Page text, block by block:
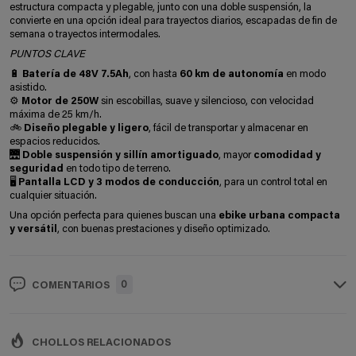
estructura compacta y plegable, junto con una doble suspensión, la
convierte en una opción ideal para trayectos diarios, escapadas de fin de
semana o trayectos intermodales.
PUNTOS CLAVE
🔋
Batería de 48V 7.5Ah, con hasta 60 km de autonomía en modo
asistido.
⚙️ Motor de 250W sin escobillas, suave y silencioso, con velocidad
máxima de 25 km/h.
🚲 Diseño plegable y ligero, fácil de transportar y almacenar en
espacios reducidos.
🌉 Doble suspensión y sillín amortiguado, mayor comodidad y
seguridad en todo tipo de terreno.
🖥️ Pantalla LCD y 3 modos de conducción, para un control total en
cualquier situación.
Una opción perfecta para quienes buscan una ebike urbana compacta
y versátil , con buenas prestaciones y diseño optimizado.
COMENTARIOS 0
CHOLLOS RELACIONADOS